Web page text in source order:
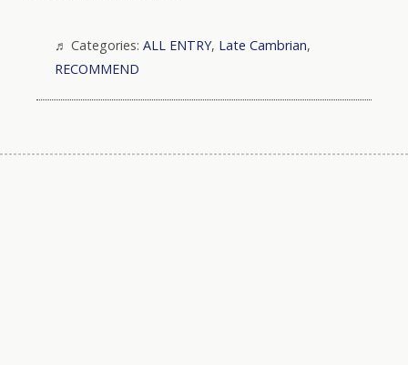
Categories: ALL ENTRY, Late Cambrian,
RECOMMEND